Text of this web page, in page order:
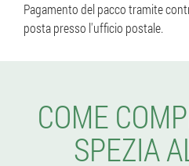
Pagamento del pacco tramite
posta presso l'ufficio postale.
COME
SPEZIA